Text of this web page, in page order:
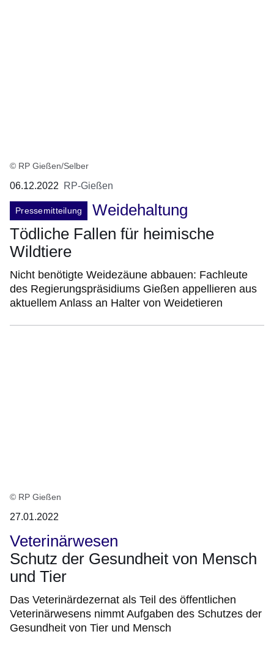
© RP Gießen/Selber
06.12.2022 RP-Gießen
Pressemitteilung
Weidehaltung
Tödliche Fallen für heimische
Wildtiere
Nicht benötigte Weidezäune abbauen: Fachleute
des Regierungspräsidiums Gießen appellieren aus
aktuellem Anlass an Halter von Weidetieren
© RP Gießen
27.01.2022
Veterinärwesen
Schutz der Gesundheit von Mensch
und Tier
Das Veterinärdezernat als Teil des öffentlichen
Veterinärwesens nimmt Aufgaben des Schutzes der
Gesundheit von Tier und Mensch